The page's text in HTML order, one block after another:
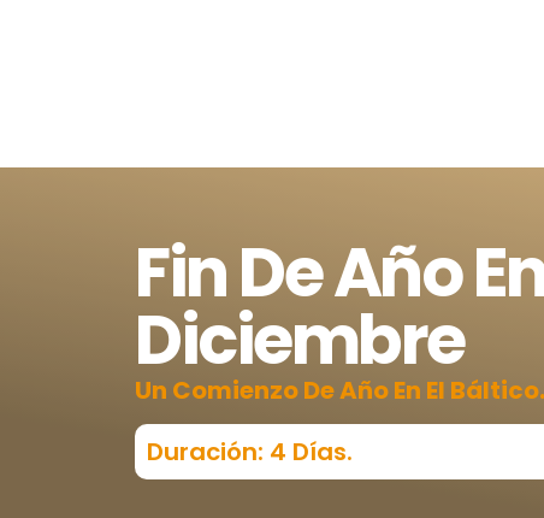
Fin De Año
Diciembre
Un Comienzo De Año En El Báltico.
Duración: 4 Días.